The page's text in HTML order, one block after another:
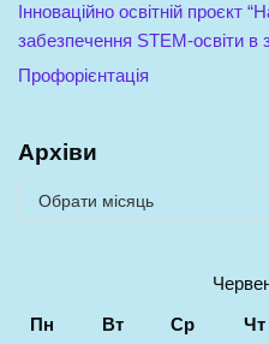
Інноваційно освітній проєкт
забезпечення STEM-освіти в
Профорієнтація
Архіви
Пн
Вт Ср Чт